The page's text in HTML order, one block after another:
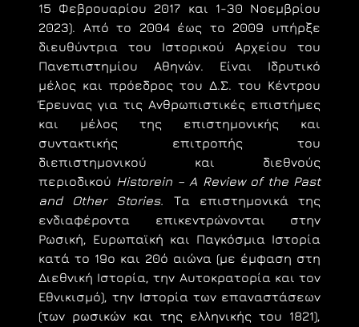
15 Φεβρουαρίου 2017 και 1-30 Νοεμβρίου
2023). Από το 2004 έως το 2009 υπήρξε
διευθύντρια του Ιστορικού Αρχείου του
Πανεπιστημίου Αθηνών. Είναι Ιδρυτικό
μέλος και πρόεδρος του Δ.Σ. του Κέντρου
Έρευνας για τις Ανθρωπιστικές επιστήμες
και μέλος της επιστημονικής και
συντακτικής επιτροπής του
διεπιστημονικού και διεθνούς
περιοδικού Historein – A Review of the Past
and Other Stories. Τα επιστημονικά της
ενδιαφέροντα επικεντρώνονται στην
Ρωσική, Ευρωπαϊκή και Παγκόσμια Ιστορία
κατά το 19ο και 20ό αιώνα (με έμφαση στη
Διεθνική Ιστορία, την Αυτοκρατορία και τον
Εθνικισμό), την Ιστορία των επαναστάσεων
(των ρωσικών και της ελληνικής του 1821),